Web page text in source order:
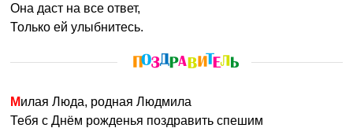
Она даст на все ответ,
Только ей улыбнитесь.
Милая Люда, родная Людмила
Тебя с Днём рожденья поздравить спешим